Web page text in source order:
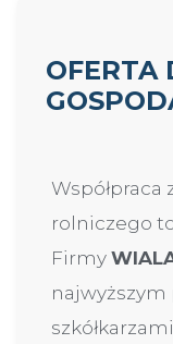
OFERTA
rolniczego
Firmy
najwyższym